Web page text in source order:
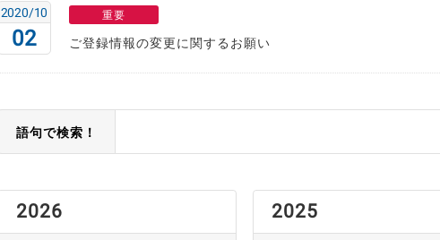
02
2020/10 重要
ご登録情報の変更に関するお願い
語句で検索！
2026 2025